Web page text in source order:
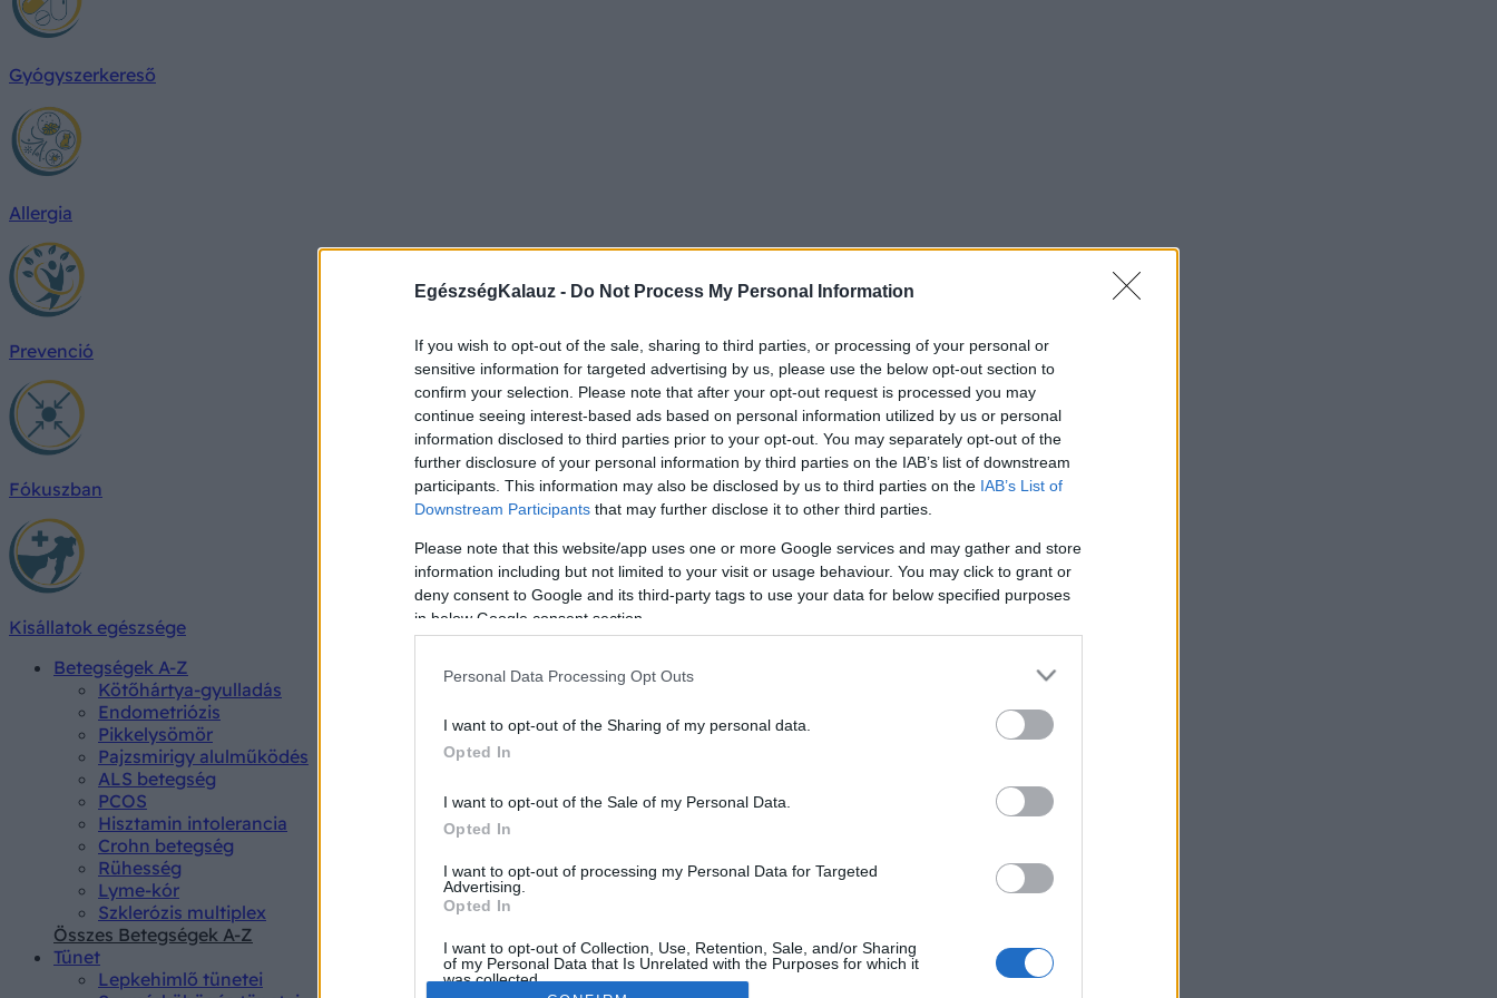
EgészségKalauz - Do Not Process My Personal Information
If you wish to opt-out of the sale, sharing to third parties, or processing of your personal or
sensitive information for targeted advertising by us, please use the below opt-out section to
confirm your selection. Please note that after your opt-out request is processed you may
continue seeing interest-based ads based on personal information utilized by us or personal
information disclosed to third parties prior to your opt-out. You may separately opt-out of the
further disclosure of your personal information by third parties on the IAB’s list of downstream
participants. This information may also be disclosed by us to third parties on the IAB’s List of
Downstream Participants that may further disclose it to other third parties.
Please note that this website/app uses one or more Google services and may gather and store
information including but not limited to your visit or usage behaviour. You may click to grant or
deny consent to Google and its third-party tags to use your data for below specified purposes
in below Google consent section.
Personal Data Processing Opt Outs
I want to opt-out of the Sharing of my personal data.
Opted In
I want to opt-out of the Sale of my Personal Data.
Opted In
I want to opt-out of processing my Personal Data for Targeted
Advertising.
Opted In
I want to opt-out of Collection, Use, Retention, Sale, and/or Sharing
of my Personal Data that Is Unrelated with the Purposes for which it
was collected.
Gyógyszerkereső
Allergia
Prevenció
Fókuszban
Kisállatok egészsége
Betegségek A-Z
Kötőhártya-gyulladás
Endometriózis
Pikkelysömör
Pajzsmirigy alulműködés
ALS betegség
PCOS
Hisztamin intolerancia
Crohn betegség
Rühesség
Lyme-kór
Szklerózis multiplex
Összes Betegségek A-Z
Tünet
Lepkehimlő tünetei